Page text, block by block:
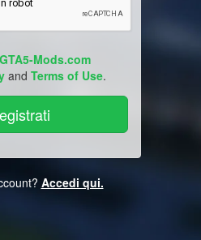
GTA5-Mods.com
and Terms of Use.
Accedi qui.